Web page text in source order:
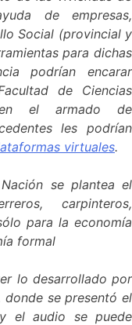
de empresas,
Social (provincial y
para dichas
podrían encarar
de Ciencias
en el armado de
les podrían
virtuales.
se plantea el
carpinteros,
para la economía
formal
lo desarrollado por
se presentó el
el audio se puede